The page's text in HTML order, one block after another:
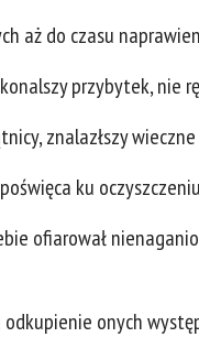
aż do czasu
przybytek,
znalazłszy
ku
ofiarował
onych